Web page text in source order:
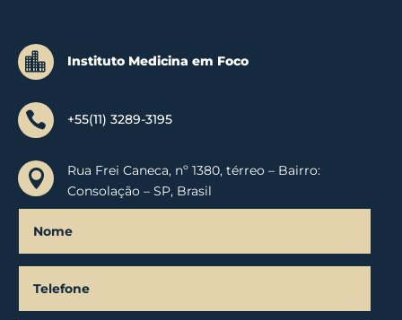
 Instituto Medicina em Foco
 +55(11) 3289-3195

Rua Frei Caneca, nº 1380, térreo – Bairro:
Consolação – SP, Brasil